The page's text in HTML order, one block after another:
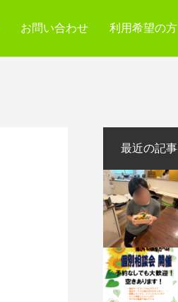
お問い合わせ 利用希望の方
最近の記事